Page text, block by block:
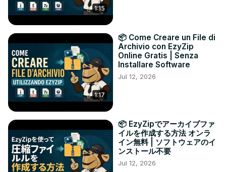
1:15
1:17
📦 Come Creare un File di
Archivio con EzyZip
Online Gratis | Senza
Installare Software
Jul 12, 2026
📦 EzyZipでアーカイブファ
イルを作成する方法 オンラ
イン無料 | ソフトウェアのイ
ンストール不要
Jul 12, 2026